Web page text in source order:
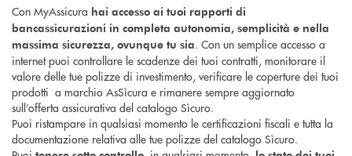
Con MyAssicura hai accesso ai tuoi rapporti di
bancassicurazioni in completa autonomia, semplicità e nella
massima sicurezza, ovunque tu sia. Con un semplice accesso a
internet puoi controllare le scadenze dei tuoi contratti, monitorare il
valore delle tue polizze di investimento, verificare le coperture dei tuoi
prodotti a marchio AsSìcura e rimanere sempre aggiornato
sull’offerta assicurativa del catalogo Sìcuro.
Puoi ristampare in qualsiasi momento le certificazioni fiscali e tutta la
documentazione relativa alle tue polizze del catalogo Sìcuro.